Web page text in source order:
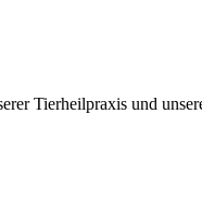
Tierheilpraxis und